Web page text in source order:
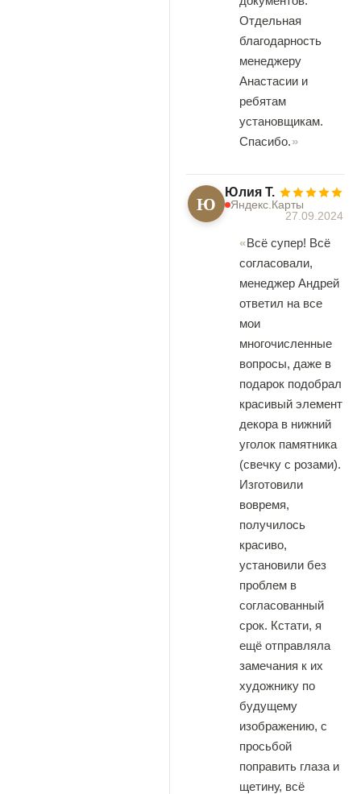
Отдельная
благодарность
менеджеру
Анастасии и
ребятам
установщикам.
Спасибо.
Ю Юлия Т.
Яндекс.Карты
27.09.2024
Всё супер! Всё
согласовали,
менеджер Андрей
ответил на все
мои
многочисленные
вопросы, даже в
подарок подобрал
красивый элемент
декора в нижний
уголок памятника
(свечку с розами).
Изготовили
вовремя,
получилось
красиво,
установили без
проблем в
согласованный
срок. Кстати, я
ещё отправляла
замечания к их
художнику по
будущему
изображению, с
просьбой
поправить глаза и
щетину, всё